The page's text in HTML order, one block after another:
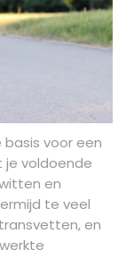
voor een
je voldoende
en
te veel
en